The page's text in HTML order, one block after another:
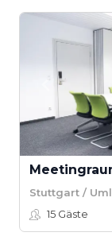
Stuttgart /
15 Gäste